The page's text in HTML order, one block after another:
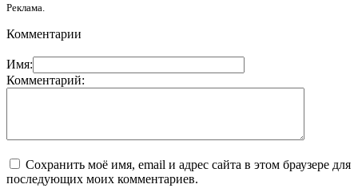
Реклама.
Комментарии
Имя:
Комментарий:
Сохранить моё имя, email и адрес сайта в этом браузере для
последующих моих комментариев.